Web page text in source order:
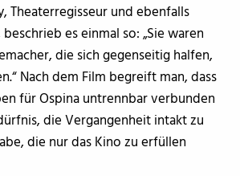
Theaterregisseur und ebenfalls
es einmal so: „Sie waren
die sich gegenseitig halfen,
Nach dem Film begreift man, dass
für Ospina untrennbar verbunden
die Vergangenheit intakt zu
die nur das Kino zu erfüllen